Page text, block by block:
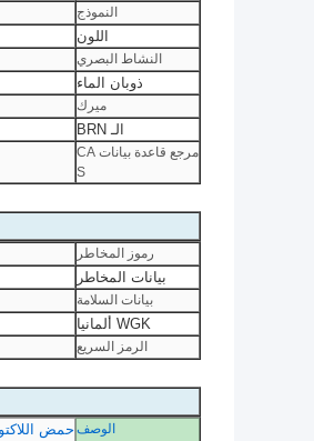
النموذج
اللون
النشاط البصري
ذوبان الماء
ميرك
الـ BRN
مرجع قاعدة بيانات CA
S
رموز المخاطر
بيانات المخاطر
بيانات السلامة
WGK ألمانيا
الرمز السريع
الوصف